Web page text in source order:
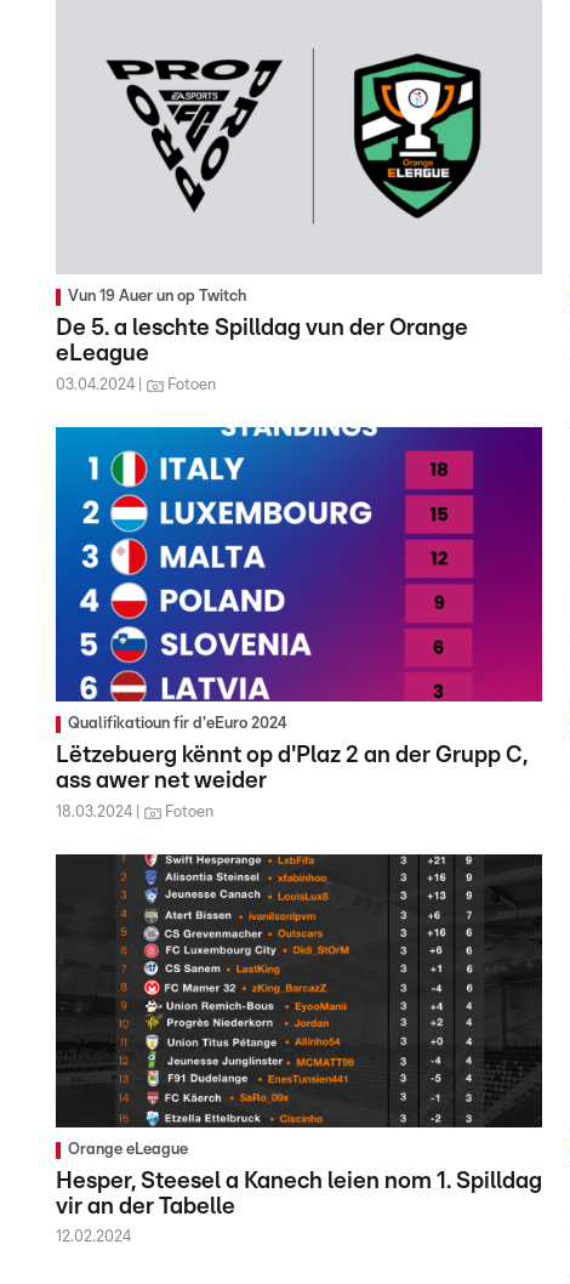
Vun 19 Auer un op Twitch
De 5. a leschte Spilldag vun der Orange
eLeague
03.04.2024 Fotoen
Qualifikatioun fir d'eEuro 2024
Lëtzebuerg kënnt op d'Plaz 2 an der Grupp C,
ass awer net weider
18.03.2024 Fotoen
Orange eLeague
Hesper, Steesel a Kanech leien nom 1. Spilldag
vir an der Tabelle
12.02.2024